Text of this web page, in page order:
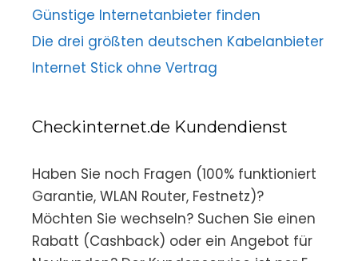
Günstige Internetanbieter finden
Die drei größten deutschen Kabelanbieter
Internet Stick ohne Vertrag
Checkinternet.de Kundendienst
Haben Sie noch Fragen (100% funktioniert
Garantie, WLAN Router, Festnetz)?
Möchten Sie wechseln? Suchen Sie einen
Rabatt (Cashback) oder ein Angebot für